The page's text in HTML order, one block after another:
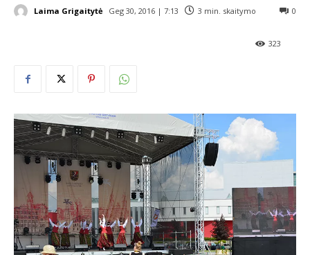
Laima Grigaitytė Geg 30, 2016 | 7:13 3 min. skaitymo 0
323